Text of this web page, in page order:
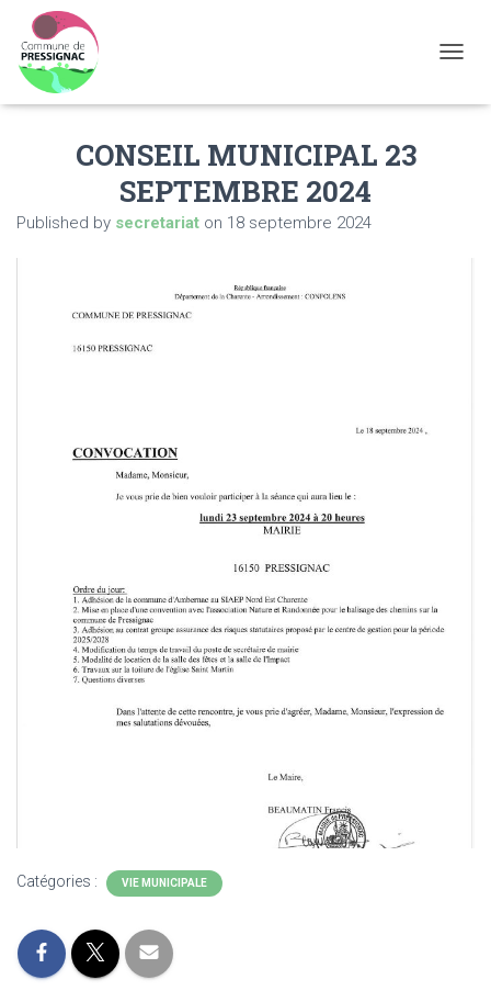
CONSEIL MUNICIPAL 23
SEPTEMBRE 2024
Published by secretariat on 18 septembre 2024
Catégories : VIE MUNICIPALE